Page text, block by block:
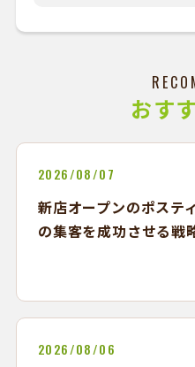
おす
2026/08/07
新店オープンのポステ
の集客を成功させる戦
2026/08/06